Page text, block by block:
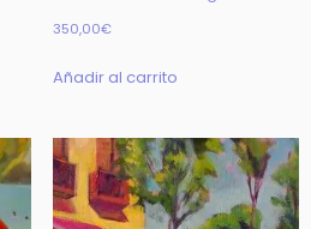
350,00€
Añadir al carrito